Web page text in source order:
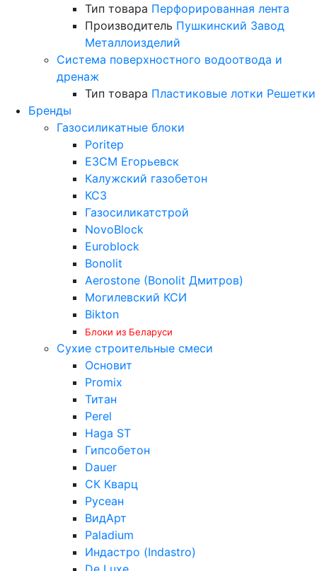
Тип товара Перфорированная лента
Производитель Пушкинский Завод
Металлоизделий
Система поверхностного водоотвода и
дренаж
Тип товара Пластиковые лотки Решетки
Бренды
Газосиликатные блоки
Poritep
ЕЗСМ Егорьевск
Калужский газобетон
КСЗ
Газосиликатстрой
NovoBlock
Euroblock
Bonolit
Aerostone (Bonolit Дмитров)
Могилевский КСИ
Bikton
Блоки из Беларуси
Сухие строительные смеси
Основит
Promix
Титан
Perel
Haga ST
Гипсобетон
Dauer
СК Кварц
Русеан
ВидАрт
Paladium
Индастро (Indastro)